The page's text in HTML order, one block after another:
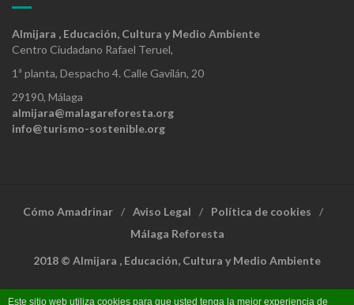
Almijara , Educación, Cultura y Medio Ambiente
Centro Ciudadano Rafael Teruel,
1ª planta, Despacho 4. Calle Gavilán, 20
29190, Málaga
almijara@malagareforesta.org
info@turismo-sostenible.org
Cómo Amadrinar Aviso Legal
Política de cookies
Málaga Reforesta
2018 © Almijara , Educación, Cultura y Medio Ambiente
Este sitio web utiliza cookies para que usted tenga la mejor experiencia de